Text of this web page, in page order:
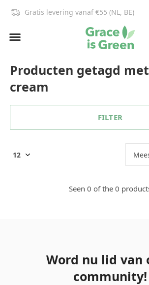
Gratis levering vanaf €55 (NL, BE)
Producten getagd
cream
FILTER
Seen 0 of the 0
Word nu lid van
community!